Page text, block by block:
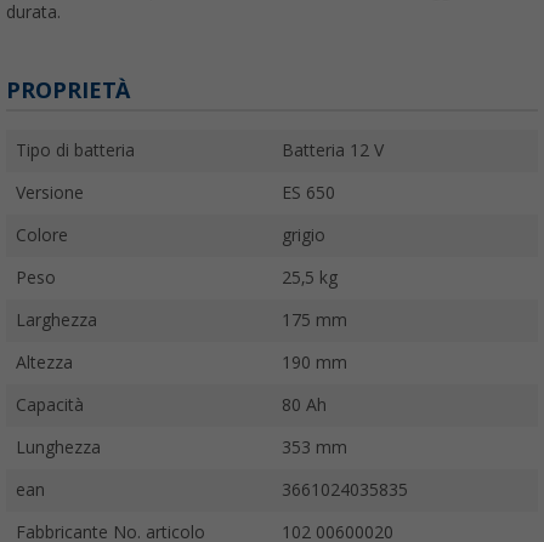
durata.
PROPRIETÀ
Tipo di batteria Batteria 12 V
Versione ES 650
Colore grigio
Peso 25,5 kg
Larghezza 175 mm
Altezza 190 mm
Capacità 80 Ah
Lunghezza 353 mm
ean 3661024035835
Fabbricante No. articolo 102 00600020